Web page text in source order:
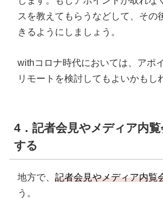
スを教えてもらうなどして、その
きるようにしましょう。
withコロナ時代においては、アポ
リモートを検討してもよいかもし
4．記者会見やメディア内
する
地方で、 記者会見やメディア内覧
う。